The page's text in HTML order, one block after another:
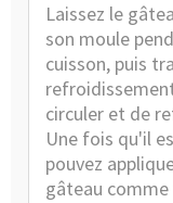
Laissez le
son moule
cuisson, puis
circuler et de
Une fois qu'il
pouvez
gâteau comme